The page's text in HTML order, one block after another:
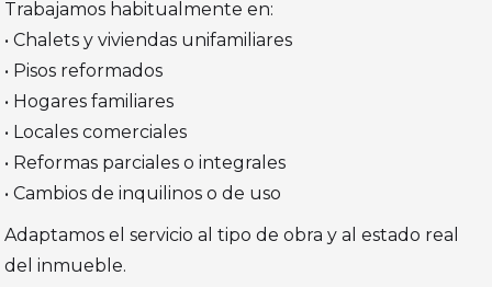
Trabajamos habitualmente en:
• Chalets y viviendas unifamiliares
• Pisos reformados
• Hogares familiares
• Locales comerciales
• Reformas parciales o integrales
• Cambios de inquilinos o de uso
Adaptamos el servicio al tipo de obra y al estado real
del inmueble.